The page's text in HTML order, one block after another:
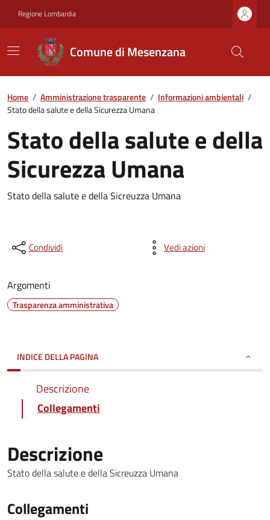
Regione Lombardia
Comune di Mesenzana
Home / Amministrazione trasparente / Informazioni ambientali /
Stato della salute e della Sicurezza Umana
Stato della salute e della
Sicurezza Umana
Stato della salute e della Sicreuzza Umana
Condividi Vedi azioni
Argomenti
Trasparenza amministrativa
INDICE DELLA PAGINA
Descrizione
Collegamenti
Descrizione
Stato della salute e della Sicreuzza Umana
Collegamenti